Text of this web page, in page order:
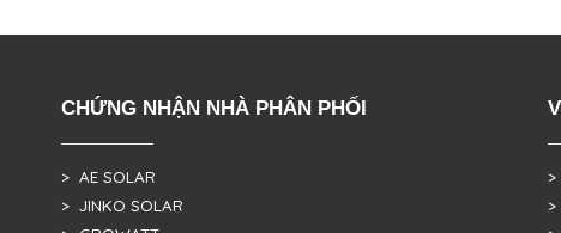
CHỨNG NHẬN NHÀ PHÂN PHỐI
> AE SOLAR
> JINKO SOLAR
>